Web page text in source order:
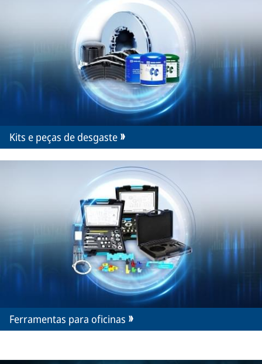
Kits e peças de desgaste
Ferramentas para oficinas